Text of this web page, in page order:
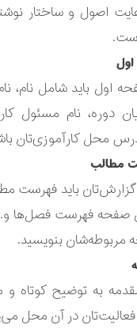
اصول و ساختار
اول باید شامل نام،
دوره، نام مسئول
محل کارآموزی‌تان
باید فهرست
صفحه فهرست فصل‌ها
مربوطه‌شان بنویسید.
به توضیح کوتاه
در آن محل